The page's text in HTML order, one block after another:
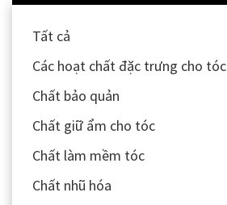
Tất cả
Các hoạt chất đặc trưng cho tóc
Chất bảo quản
Chất giữ ẩm cho tóc
Chất làm mềm tóc
Chất nhũ hóa